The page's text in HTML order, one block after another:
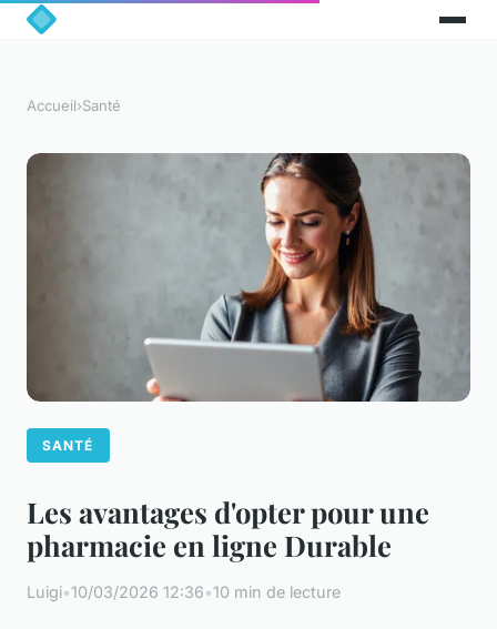
Accueil›Santé
SANTÉ
Les avantages d'opter pour une
pharmacie en ligne Durable
Luigi•10/03/2026 12:36•10 min de lecture